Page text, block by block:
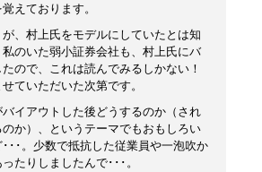
えております。
、村上氏をモデルにしていたとは知
のいた弱小証券会社も、村上氏にバ
ので、これは読んでみるしかない！
ていただいた次第です。
イアウトした後どうするのか（され
か）、というテーマでもおもしろい
･･。少数で抵抗した従業員や一泡吹か
たりしましたんで･･･。